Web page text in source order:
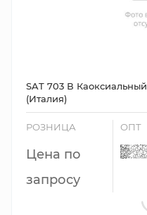
SAT 703 В
(Италия)
РОЗНИЦА
Цена по
запросу
ОПТ